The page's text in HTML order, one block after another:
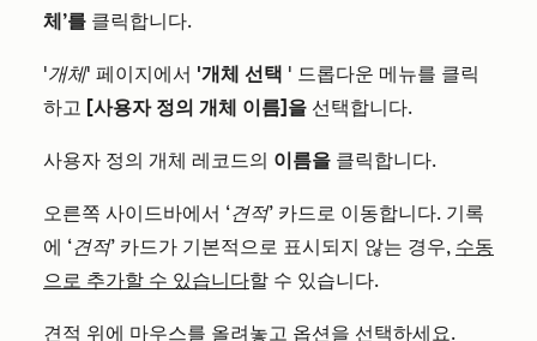
체’를 클릭합니다.
'개체' 페이지에서 '개체 선택 ' 드롭다운 메뉴를 클릭
하고 [사용자 정의 개체 이름]을 선택합니다.
사용자 정의 개체 레코드의 이름을 클릭합니다.
오른쪽 사이드바에서 ‘견적’ 카드로 이동합니다. 기록
에 ‘견적’ 카드가 기본적으로 표시되지 않는 경우, 수동
으로 추가할 수 있습니다할 수 있습니다.
견적 위에 마우스를 올려놓고 옵션을 선택하세요.